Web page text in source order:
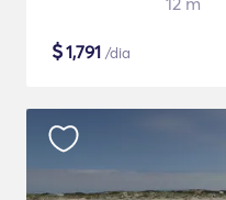
$1,791 /dia